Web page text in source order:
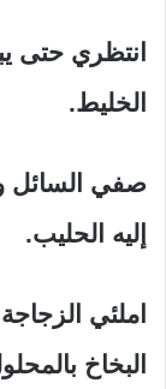
انتظري حتى
الخليط.
صفي السائل
إليه الحليب.
املئي الزجاجة
البخاخ